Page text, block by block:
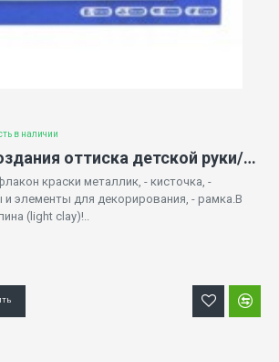
в наличии
Набор для создания оттиска детской руки/стопы (без глины!) 7132976
краски металлик, - кисточка, -
и элементы для декорирования, - рамка.В
(light clay)!..